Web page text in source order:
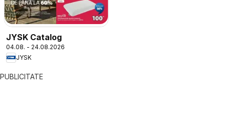
JYSK Catalog
04.08. - 24.08.2026
JYSK
PUBLICITATE